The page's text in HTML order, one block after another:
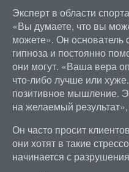
Эксперт в области
«Вы думаете, что вы
можете». Он
гипноза и постоянно
они могут. «Ваша вера
что-либо лучше или
позитивное мышление.
на желаемый
Он часто просит
они хотят в такие
начинается с